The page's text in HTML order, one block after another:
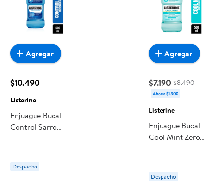
$10.490
Listerine
Enjuague Bucal
Control Sarro
Despacho
Agregar
$7.190 $8.490
Ahorra $1.300
Listerine
Enjuague Bucal
Cool Mint Zero
Despacho
Agregar